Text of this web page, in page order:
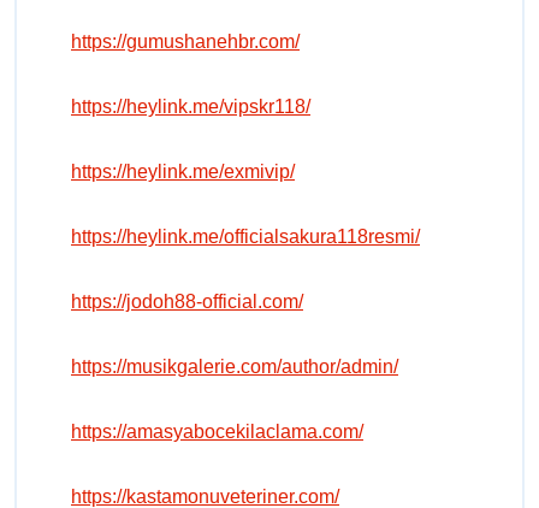
https://gumushanehbr.com/
https://heylink.me/vipskr118/
https://heylink.me/exmivip/
https://heylink.me/officialsakura118resmi/
https://jodoh88-official.com/
https://musikgalerie.com/author/admin/
https://amasyabocekilaclama.com/
https://kastamonuveteriner.com/